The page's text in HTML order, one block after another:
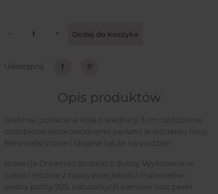
− + Dodaj do koszyka
Udostępnij
Opis produktów
Srebrne, pozłacane koła o średnicy 3 cm ozdobione
ozdobione słodkowodnymi perłami w odcieniu ivory.
Minimalistyczne i idealne także na co dzień
Kolekcja Dream to dodatki z duszą. Wykonane w
całości ręcznie z najwyższej jakości materiałów -
srebra próby 925, naturalnych kamieni oraz pereł